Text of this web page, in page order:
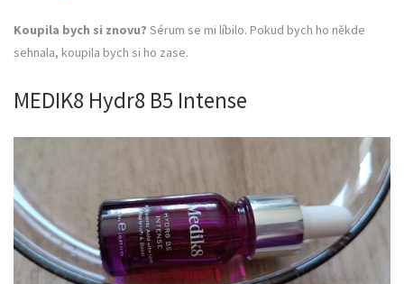
Koupila bych si znovu? Sérum se mi líbilo. Pokud bych ho někde
sehnala, koupila bych si ho zase.
MEDIK8 Hydr8 B5 Intense